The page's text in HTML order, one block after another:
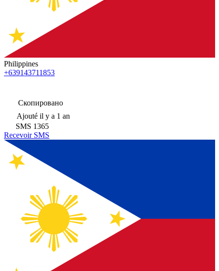
Philippines
+639143711853
Скопировано
Ajouté il y a 1 an
SMS 1365
Recevoir SMS